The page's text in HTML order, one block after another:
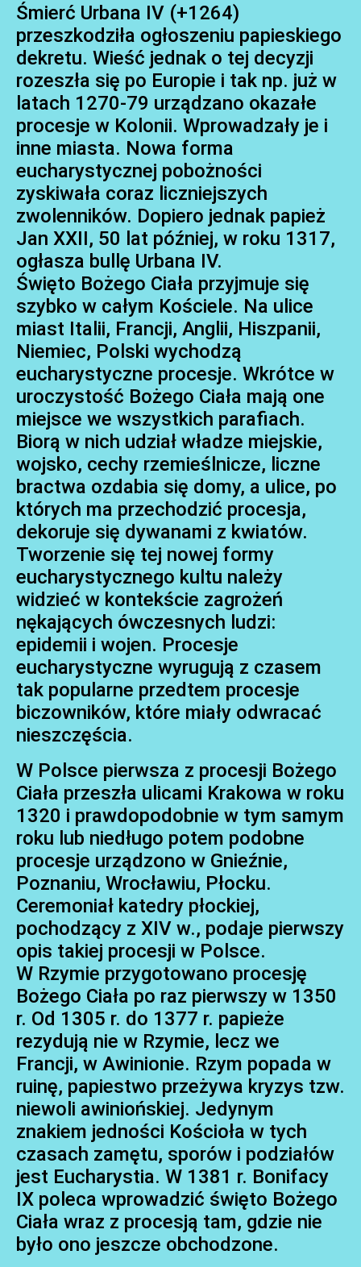
Śmierć Urbana IV (+1264)
przeszkodziła ogłoszeniu papieskiego
dekretu. Wieść jednak o tej decyzji
rozeszła się po Europie i tak np. już w
latach 1270-79 urządzano okazałe
procesje w Kolonii. Wprowadzały je i
inne miasta. Nowa forma
eucharystycznej pobożności
zyskiwała coraz liczniejszych
zwolenników. Dopiero jednak papież
Jan XXII, 50 lat później, w roku 1317,
ogłasza bullę Urbana IV.
Święto Bożego Ciała przyjmuje się
szybko w całym Kościele. Na ulice
miast Italii, Francji, Anglii, Hiszpanii,
Niemiec, Polski wychodzą
eucharystyczne procesje. Wkrótce w
uroczystość Bożego Ciała mają one
miejsce we wszystkich parafiach.
Biorą w nich udział władze miejskie,
wojsko, cechy rzemieślnicze, liczne
bractwa ozdabia się domy, a ulice, po
których ma przechodzić procesja,
dekoruje się dywanami z kwiatów.
Tworzenie się tej nowej formy
eucharystycznego kultu należy
widzieć w kontekście zagrożeń
nękających ówczesnych ludzi:
epidemii i wojen. Procesje
eucharystyczne wyrugują z czasem
tak popularne przedtem procesje
biczowników, które miały odwracać
nieszczęścia.
W Polsce pierwsza z procesji Bożego
Ciała przeszła ulicami Krakowa w roku
1320 i prawdopodobnie w tym samym
roku lub niedługo potem podobne
procesje urządzono w Gnieźnie,
Poznaniu, Wrocławiu, Płocku.
Ceremoniał katedry płockiej,
pochodzący z XIV w., podaje pierwszy
opis takiej procesji w Polsce.
W Rzymie przygotowano procesję
Bożego Ciała po raz pierwszy w 1350
r. Od 1305 r. do 1377 r. papieże
rezydują nie w Rzymie, lecz we
Francji, w Awinionie. Rzym popada w
ruinę, papiestwo przeżywa kryzys tzw.
niewoli awiniońskiej. Jedynym
znakiem jedności Kościoła w tych
czasach zamętu, sporów i podziałów
jest Eucharystia. W 1381 r. Bonifacy
IX poleca wprowadzić święto Bożego
Ciała wraz z procesją tam, gdzie nie
było ono jeszcze obchodzone.